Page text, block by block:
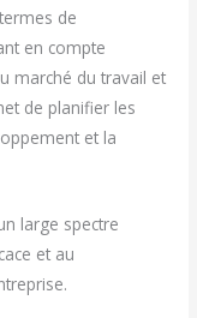
de
en compte
marché du travail et
de planifier les
et la
large spectre
et au